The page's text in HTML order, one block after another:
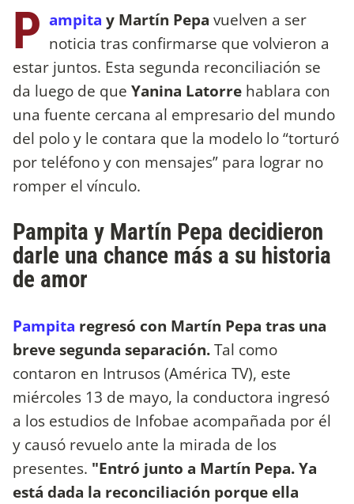
P ampita y Martín Pepa vuelven a ser
noticia tras confirmarse que volvieron a
estar juntos. Esta segunda reconciliación se
da luego de que Yanina Latorre hablara con
una fuente cercana al empresario del mundo
del polo y le contara que la modelo lo “torturó
por teléfono y con mensajes” para lograr no
romper el vínculo.
Pampita y Martín Pepa decidieron
darle una chance más a su historia
de amor
Pampita regresó con Martín Pepa tras una
breve segunda separación.Tal como
contaron en Intrusos (América TV), este
miércoles 13 de mayo, la conductora ingresó
a los estudios de Infobae acompañada por él
y causó revuelo ante la mirada de los
presentes. "Entró junto a Martín Pepa. Ya
está dada la reconciliación porque ella